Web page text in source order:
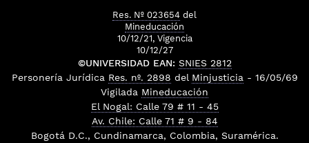
Res. Nº 023654 del
Mineducación
10/12/21, Vigencia
10/12/27
©UNIVERSIDAD EAN: SNIES 2812
Personería Jurídica Res. nº. 2898 del Minjusticia - 16/05/69
Vigilada Mineducación
El Nogal: Calle 79 # 11 - 45
Av. Chile: Calle 71 # 9 - 84
Bogotá D.C., Cundinamarca, Colombia, Suramérica.